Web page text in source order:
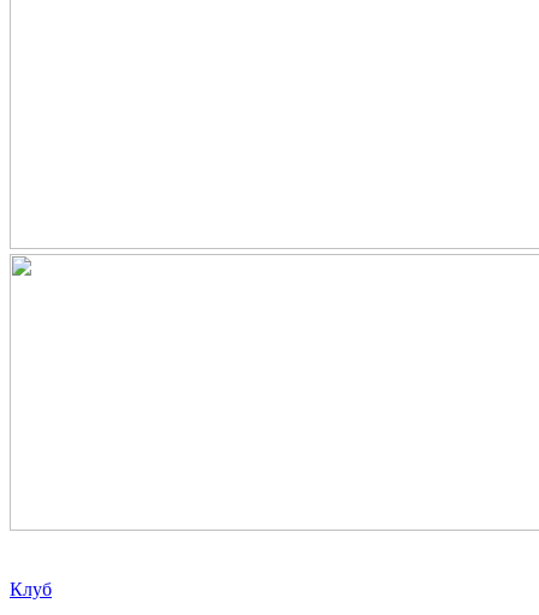
Клуб